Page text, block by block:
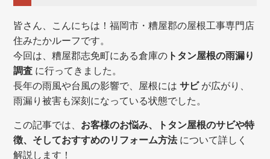
皆さん、こんにちは！福岡市・糟屋郡の屋根工事専門店
住みたかルーフです。
今回は、糟屋郡志免町にある倉庫の トタン屋根の雨漏り
調査 に行ってきました。
長年の雨風や台風の影響で、屋根にはサビ が広がり、
雨漏り被害も深刻になっている状態でした。
この記事では、 お客様のお悩み、トタン屋根のサビや特
徴、そしておすすめのリフォーム方法について詳しく
解説します！